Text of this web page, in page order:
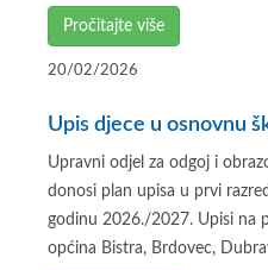
Pročitajte više
20/02/2026
Upis djece u osnovnu
Upravni odjel za odgoj i
donosi plan upisa u prvi
godinu 2026./2027. Upisi na
općina Bistra, Brdovec,